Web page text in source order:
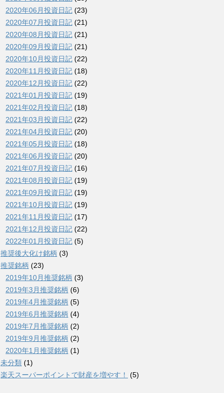
2020年06月投資日記 (23)
2020年07月投資日記 (21)
2020年08月投資日記 (21)
2020年09月投資日記 (21)
2020年10月投資日記 (22)
2020年11月投資日記 (18)
2020年12月投資日記 (22)
2021年01月投資日記 (19)
2021年02月投資日記 (18)
2021年03月投資日記 (22)
2021年04月投資日記 (20)
2021年05月投資日記 (18)
2021年06月投資日記 (20)
2021年07月投資日記 (16)
2021年08月投資日記 (19)
2021年09月投資日記 (19)
2021年10月投資日記 (19)
2021年11月投資日記 (17)
2021年12月投資日記 (22)
2022年01月投資日記 (5)
推奨後大化け銘柄 (3)
推奨銘柄 (23)
2019年10月推奨銘柄 (3)
2019年3月推奨銘柄 (6)
2019年4月推奨銘柄 (5)
2019年6月推奨銘柄 (4)
2019年7月推奨銘柄 (2)
2019年9月推奨銘柄 (2)
2020年1月推奨銘柄 (1)
未分類 (1)
楽天スーパーポイントで財産を増やす！
(5)